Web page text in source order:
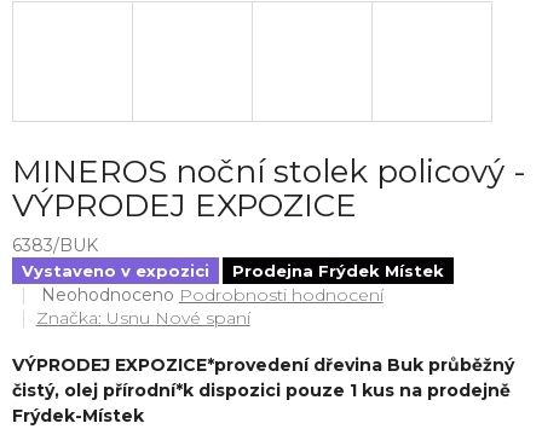
MINEROS noční stolek policový -
VÝPRODEJ EXPOZICE
6383/BUK
Vystaveno v expozici Prodejna Frýdek Místek
Průměrné
hodnocení
je
0,0
z
Neohodnoceno Podrobnosti hodnocení
Značka: Usnu Nové spaní
VÝPRODEJ EXPOZICE*provedení dřevina Buk průběžný
čistý, olej přírodní*k dispozici pouze 1 kus na prodejně
Frýdek-Místek